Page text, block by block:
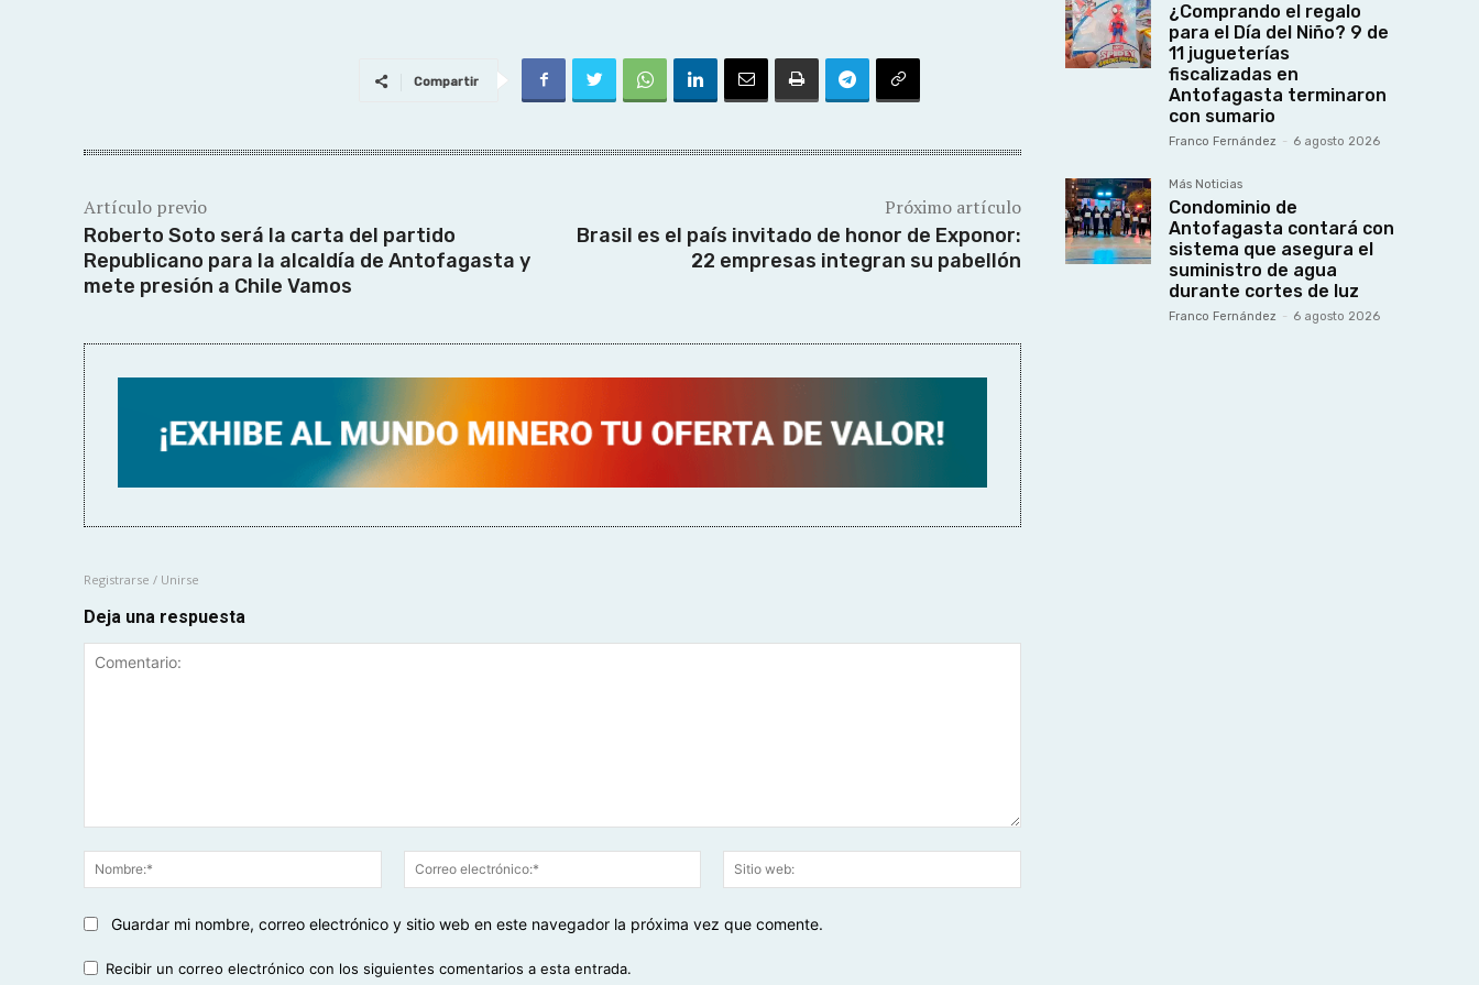
Compartir
Artículo previo
Roberto Soto será la carta del partido
Republicano para la alcaldía de Antofagasta y
mete presión a Chile Vamos
Próximo artículo
Brasil es el país invitado de honor de Exponor:
22 empresas integran su pabellón
Registrarse / Unirse
Deja una respuesta
Nombre:*
Correo
electrónico:*
web:
Guardar mi nombre, correo electrónico y sitio web en este navegador la próxima vez que comente.
Recibir un correo electrónico con los siguientes comentarios a esta entrada.
¿Comprando el regalo
para el Día del Niño? 9 de
11 jugueterías
fiscalizadas en
Antofagasta terminaron
con sumario
Franco Fernández - 6 agosto 2026
Más Noticias
Condominio de
Antofagasta contará con
sistema que asegura el
suministro de agua
durante cortes de luz
Franco Fernández - 6 agosto 2026